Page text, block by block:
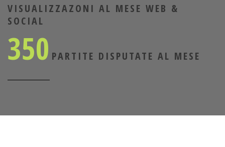
VISUALIZZAZONI AL MESE WEB &
SOCIAL
350 PARTITE DISPUTATE AL MESE